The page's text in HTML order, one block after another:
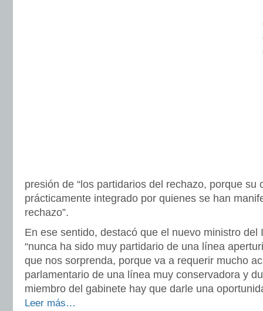
presión de “los partidarios del rechazo, porque su
prácticamente integrado por quienes se han
rechazo”.
En ese sentido, destacó que el nuevo ministro del
“nunca ha sido muy partidario de una línea
que nos sorprenda, porque va a requerir mucho
parlamentario de una línea muy conservadora y
miembro del gabinete hay que darle una
Leer más…